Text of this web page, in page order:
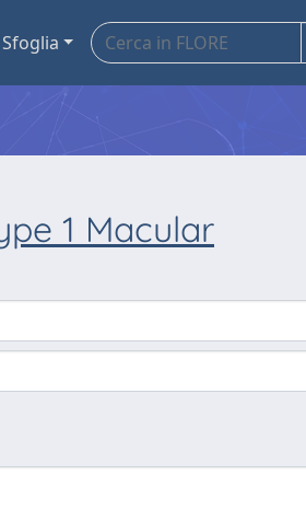
Sfoglia
1 Macular